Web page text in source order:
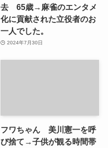
去 65歳→麻雀のエンタメ
化に貢献された立役者のお
一人でした。
2024年7月30日
フワちゃん 美川憲一を呼
び捨て→子供が観る時間帯